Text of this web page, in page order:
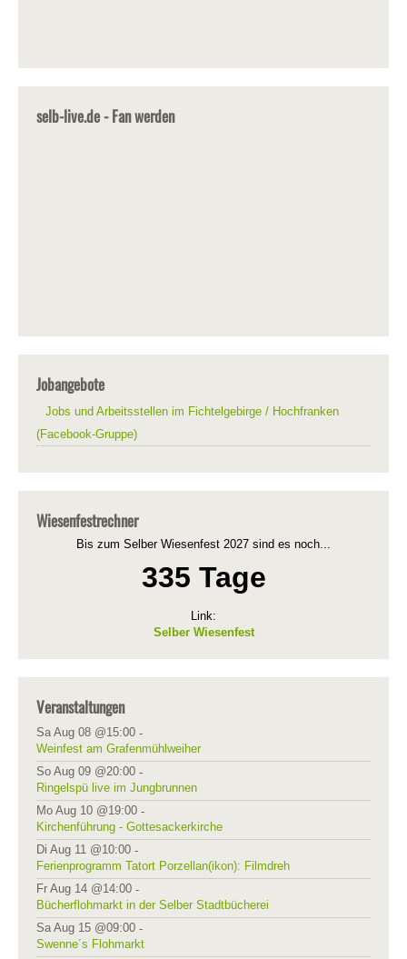
selb-live.de - Fan werden
Jobangebote
Jobs und Arbeitsstellen im Fichtelgebirge / Hochfranken
(Facebook-Gruppe)
Wiesenfestrechner
Bis zum Selber Wiesenfest 2027 sind es noch...
335 Tage
Link:
Selber Wiesenfest
Veranstaltungen
Sa Aug 08 @15:00 -
Weinfest am Grafenmühlweiher
So Aug 09 @20:00 -
Ringelspü live im Jungbrunnen
Mo Aug 10 @19:00 -
Kirchenführung - Gottesackerkirche
Di Aug 11 @10:00 -
Ferienprogramm Tatort Porzellan(ikon): Filmdreh
Fr Aug 14 @14:00 -
Bücherflohmarkt in der Selber Stadtbücherei
Sa Aug 15 @09:00 -
Swenne´s Flohmarkt